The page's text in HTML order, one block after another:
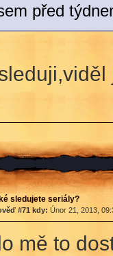
před
sledujete seriály?
#71 kdy: Únor 21, 2013,
mě to